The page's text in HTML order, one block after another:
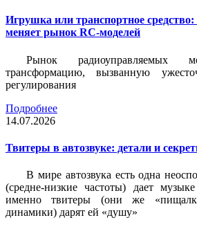
Игрушка или транспортное средство:
меняет рынок RC-моделей
Рынок радиоуправляемых
трансформацию, вызванную
регулирования
Подробнее
14.07.2026
Твитеры в автозвуке: детали и
В мире автозвука есть одна
(средне-низкие частоты) дает
именно твитеры (они же
динамики) дарят ей «душу»